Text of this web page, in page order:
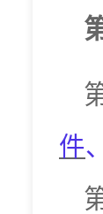
件、